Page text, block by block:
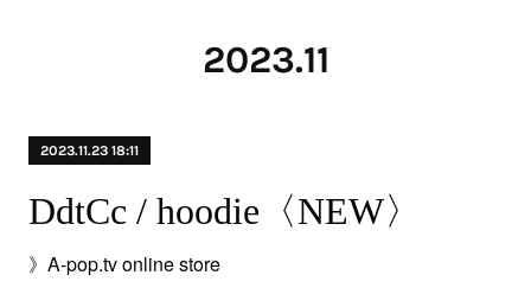
2023.11
2023.11.23 18:11
DdtCc / hoodie〈NEW〉
》A-pop.tv online store